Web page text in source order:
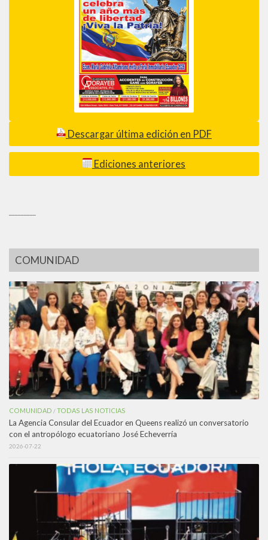
Descargar última edición en PDF
Ediciones anteriores
COMUNIDAD
COMUNIDAD /TODAS LAS NOTICIAS
La Agencia Consular del Ecuador en Queens realizó un conversatorio
con el antropólogo ecuatoriano José Echeverría
2026-07-22